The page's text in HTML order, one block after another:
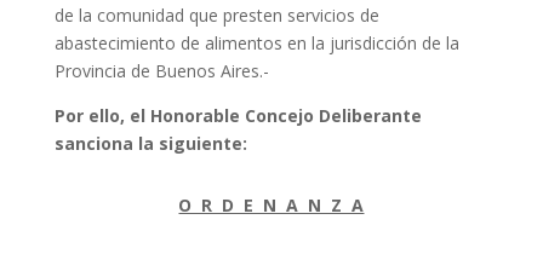
de la comunidad que presten servicios de
abastecimiento de alimentos en la jurisdicción de la
Provincia de Buenos Aires.-
Por ello, el Honorable Concejo Deliberante
sanciona la siguiente:
O R D E N A N Z A